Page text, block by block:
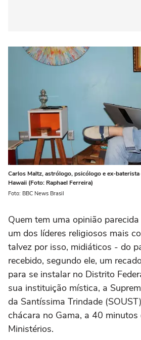
Carlos Maltz, astrólogo, psicólogo e ex-
Hawaii (Foto: Raphael Ferreira)
Foto: BBC News Brasil
Quem tem uma opinião
um dos líderes religiosos mais
talvez por isso, midiáticos - do
recebido, segundo ele, um
para se instalar no Distrito
sua instituição mística, a
da Santíssima Trindade
chácara no Gama, a 40 minutos
Ministérios.